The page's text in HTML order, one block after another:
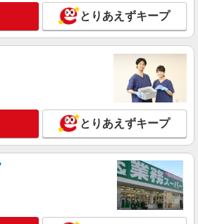
とりあえずキープ
とりあえずキープ